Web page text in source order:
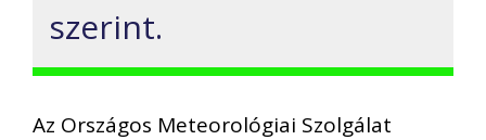
szerint.
Az Országos Meteorológiai Szolgálat